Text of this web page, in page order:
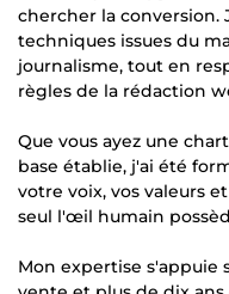
chercher la conversion.
techniques issues du
journalisme, tout en
règles de la rédaction
Que vous ayez une
base établie, j'ai été
votre voix, vos valeurs
seul l'œil humain
Mon expertise s'appuie